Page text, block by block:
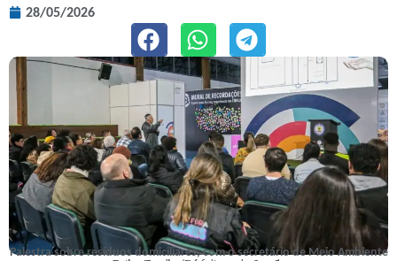
28/05/2026
Palestra sobre resíduos domiciliares, com o secretário de Meio Ambiente